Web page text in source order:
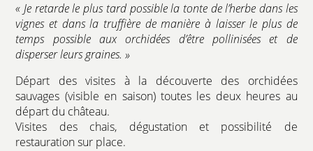
« Je retarde le plus tard possible la tonte de l’herbe dans les
vignes et dans la truffière de manière à laisser le plus de
temps possible aux orchidées d’être pollinisées et de
disperser leurs graines. »
Départ des visites à la découverte des orchidées
sauvages (visible en saison) toutes les deux heures au
départ du château.
Visites des chais, dégustation et possibilité de
restauration sur place.